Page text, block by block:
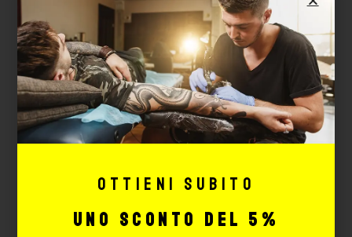
Ottieni subito
uno sconto del 5%